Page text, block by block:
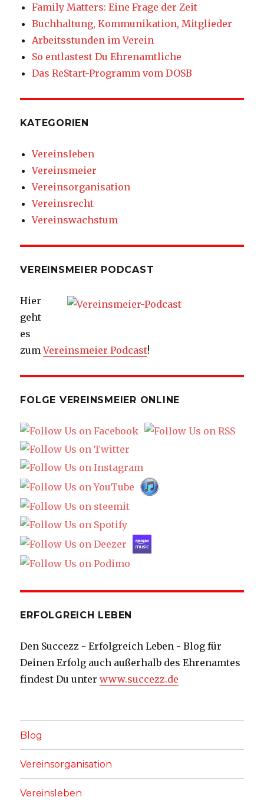
Family Matters: Eine Frage der Zeit
Buchhaltung, Kommunikation, Mitglieder
Arbeitsstunden im Verein
So entlastest Du Ehrenamtliche
Das ReStart-Programm vom DOSB
KATEGORIEN
Vereinsleben
Vereinsmeier
Vereinsorganisation
Vereinsrecht
Vereinswachstum
VEREINSMEIER PODCAST
Hier
geht
es
zumVereinsmeier Podcast!
FOLGE VEREINSMEIER ONLINE
ERFOLGREICH LEBEN
Den Succezz - Erfolgreich Leben - Blog für
Deinen Erfolg auch außerhalb des Ehrenamtes
findest Du unterwww.succezz.de
Blog
Vereinsorganisation
Vereinsleben